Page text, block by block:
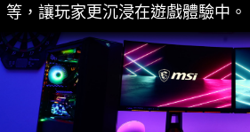
等，讓玩家更沉浸在遊戲體驗中。